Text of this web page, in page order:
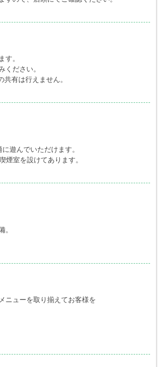
す。
ください。
有は行えません。
遊んでいただけます。
煙室を設けてあります。
。
ニューを取り揃えてお客様を